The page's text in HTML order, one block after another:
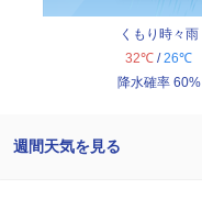
くもり時々雨
32℃ /26℃
降水確率 60%
週間天気を見る